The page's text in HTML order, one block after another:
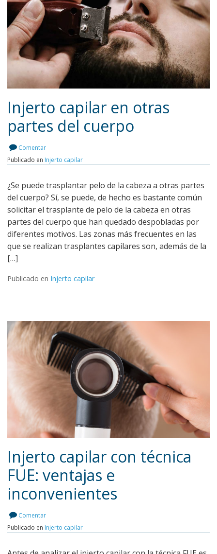
Injerto capilar en otras
partes del cuerpo
Comentar
Publicado en Injerto capilar
¿Se puede trasplantar pelo de la cabeza a otras partes
del cuerpo? Sí, se puede, de hecho es bastante común
solicitar el trasplante de pelo de la cabeza en otras
partes del cuerpo que han quedado despobladas por
diferentes motivos. Las zonas más frecuentes en las
que se realizan trasplantes capilares son, además de la
[…]
Publicado en Injerto capilar
Leer más
Injerto capilar con técnica
FUE: ventajas e
inconvenientes
Comentar
Publicado en Injerto capilar